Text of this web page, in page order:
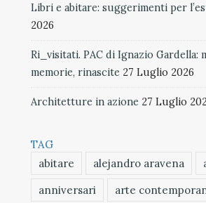
Libri e abitare: suggerimenti per
2026
Ri_visitati. PAC di Ignazio Gardella:
memorie, rinascite 27 Luglio 2026
Architetture in azione 27 Luglio
TAG
abitare
alejandro aravena
anniversari
arte